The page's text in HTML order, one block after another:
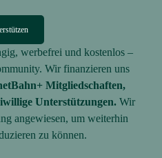
werbefrei und kostenlos –
Wir finanzieren uns
Mitgliedschaften,
Unterstützungen.Wir
angewiesen, um weiterhin
zu können.